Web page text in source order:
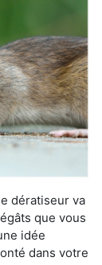
dératiseur va
que vous
idée
dans votre